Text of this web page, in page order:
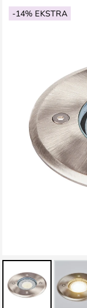
-14% EKSTRA
Gå
til